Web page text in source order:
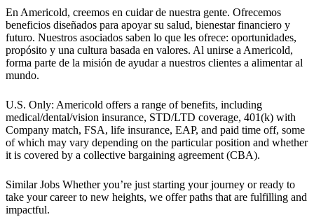
En Americold, creemos en cuidar de nuestra gente. Ofrecemos
beneficios diseñados para apoyar su salud, bienestar financiero y
futuro. Nuestros asociados saben lo que les ofrece: oportunidades,
propósito y una cultura basada en valores. Al unirse a Americold,
forma parte de la misión de ayudar a nuestros clientes a alimentar al
mundo.
U.S. Only: Americold offers a range of benefits, including
medical/dental/vision insurance, STD/LTD coverage, 401(k) with
Company match, FSA, life insurance, EAP, and paid time off, some
of which may vary depending on the particular position and whether
it is covered by a collective bargaining agreement (CBA).
Similar Jobs Whether you’re just starting your journey or ready to
take your career to new heights, we offer paths that are fulfilling and
impactful.